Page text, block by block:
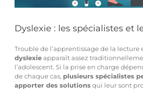
Blog
Espace membre
Dyslexie : les spécialistes et
Trouble de l’apprentissage de la lecture
dyslexieapparaît assez
l’adolescent. Si la prise en charge
de chaque cas, plusieurs spécialistes
apporter des solutionsqui leur sont